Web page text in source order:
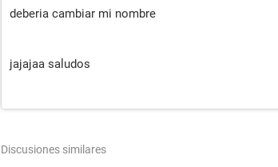
deberia cambiar mi nombre
jajajaa saludos
Discusiones similares